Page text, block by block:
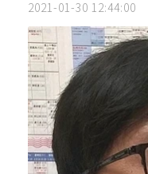
2021-01-30 12:44:00